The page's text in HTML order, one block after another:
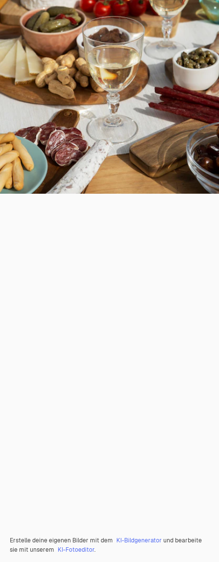
Erstelle deine eigenen Bilder mit dem KI-Bildgenerator und bearbeite
sie mit unserem KI-Fotoeditor.